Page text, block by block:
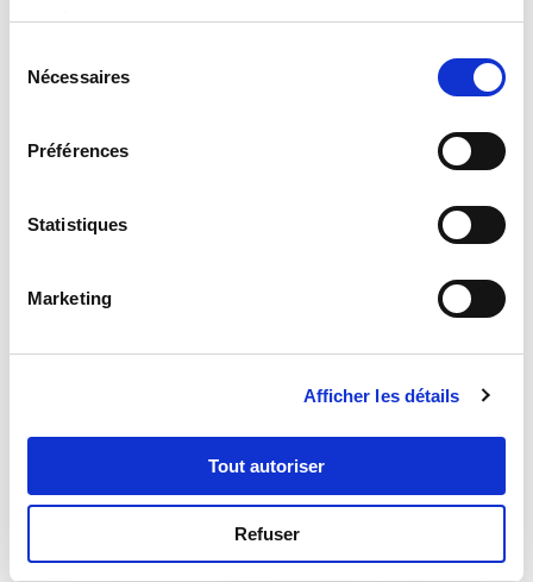
services.
Nécessaires
Préférences
Statistiques
Marketing
Afficher les détails
Tout autoriser
Refuser
Conférence d’Isabelle Kocher de Leyritz
Cette semaine, direction BeyondTheBlack Paris 2026,
BlackLine. Avec, au programme, un moment fort
Kocher de Leyritz, co-fondatrice de Blunomy et ex-
CEO d’ENGIE.